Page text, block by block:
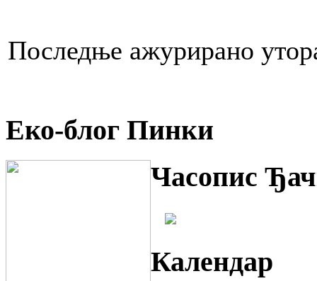
Последње ажурирано
Еко-блог Пинки
Часопис
Календар